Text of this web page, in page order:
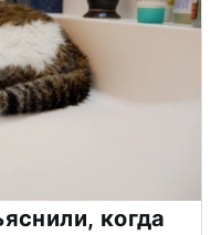
когда